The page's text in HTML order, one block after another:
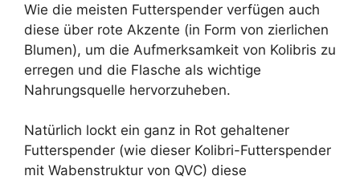
Wie die meisten Futterspender verfügen auch
diese über rote Akzente (in Form von zierlichen
Blumen), um die Aufmerksamkeit von Kolibris zu
erregen und die Flasche als wichtige
Nahrungsquelle hervorzuheben.
Natürlich lockt ein ganz in Rot gehaltener
Futterspender (wie dieser Kolibri-Futterspender
mit Wabenstruktur von QVC) diese